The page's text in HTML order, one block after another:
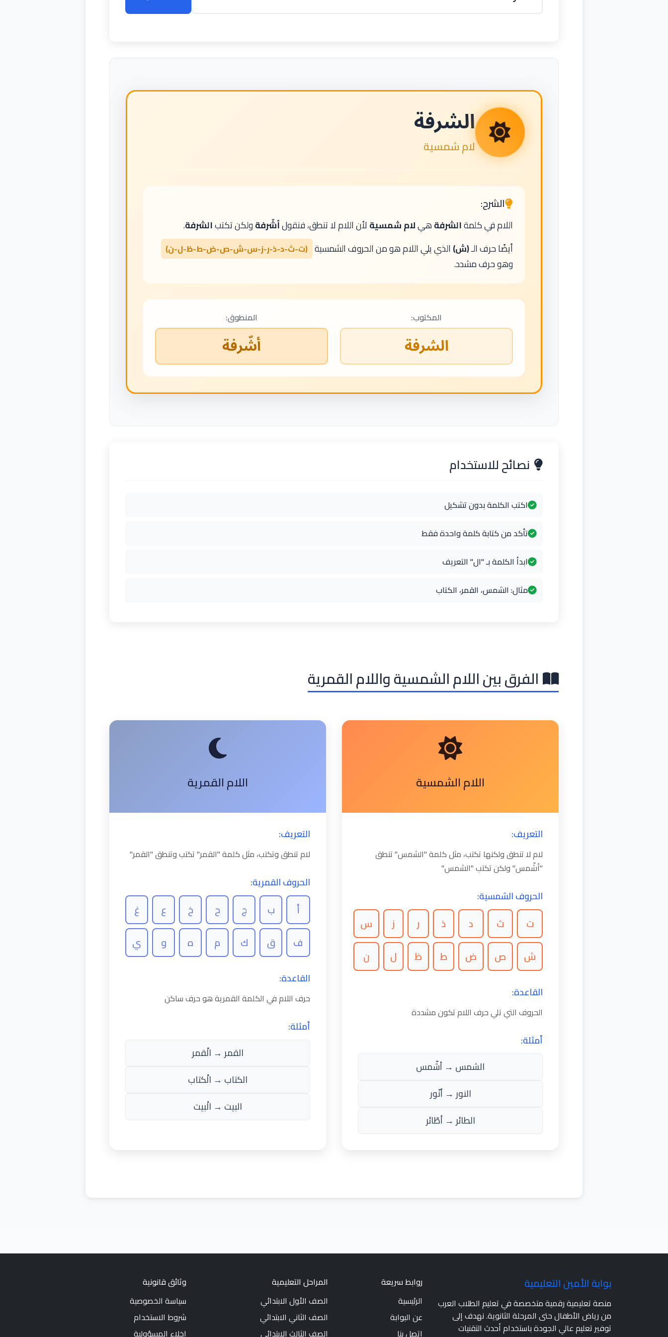
الشرفة
لام شمسية
الشرح:
اللام في كلمةالشرفةهيلام شمسية لأن اللام لا تنطق، فنقولأشّرفةولكن تكتبالشرفة.
أيضًا حرف الـ(ش) الذي يلي اللام هو من الحروف الشمسية (ت-ث-د-ذ-ر-ز-س-ش-ص-ض-ط-ظ-ل-ن)
وهو حرف مشدد.
المكتوب:
الشرفة
المنطوق:
أشّرفة
نصائح للاستخدام
اكتب الكلمة بدون تشكيل
تأكد من كتابة كلمة واحدة فقط
ابدأ الكلمة بـ "ال" التعريف
مثال: الشمس، القمر، الكتاب
الفرق بين اللام الشمسية واللام القمرية
اللام الشمسية
التعريف:
لام لا تنطق ولكنها تكتب، مثل كلمة "الشمس" تنطق
"أشّمس" ولكن تكتب "الشمس"
الحروف الشمسية:
ت ث د ذ ر ز
س
ش
ص ض ط ظ ل ن
القاعدة:
الحروف التي تلي حرف اللام تكون مشددة
أمثلة:
الشمس → أشّمس
النور → أنّور
الطائر → أطّائر
اللام القمرية
التعريف:
لام تنطق وتكتب، مثل كلمة "القمر" تكتب وتنطق "القمر"
الحروف القمرية:
أ ب ج ح خ ع
غ
ف
ق ك م ه و ي
القاعدة:
حرف اللام في الكلمة القمرية هو حرف ساكن
أمثلة:
القمر → الْقمر
الكتاب → الْكتاب
البيت → الْبيت
بوابة الأمين التعليمية
منصة تعليمية رقمية متخصصة في تعليم الطلاب العرب
من رياض الأطفال حتى المرحلة الثانوية. نهدف إلى
توفير تعليم عالي الجودة باستخدام أحدث التقنيات
روابط سريعة
الرئيسية
عن البوابة
اتصل بنا
المراحل التعليمية
الصف الأول الابتدائي
الصف الثاني الابتدائي
الصف الثالث الابتدائي
وثائق قانونية
سياسة الخصوصية
شروط الاستخدام
إخلاء المسؤولية